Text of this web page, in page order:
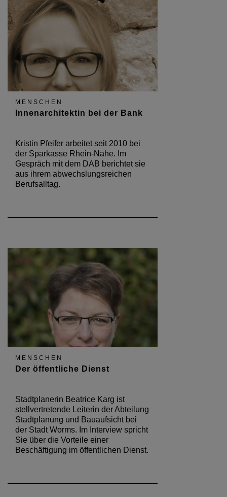
MENSCHEN
Innenarchitektin bei der Bank
Kristin Pfeifer arbeitet seit 2010 bei
der Sparkasse Rhein-Nahe. Im
Gespräch mit dem DAB berichtet sie
aus ihrem abwechslungsreichen
Berufsalltag.
MENSCHEN
Der öffentliche Dienst
Stadtplanerin Beatrice Karg ist
stellvertretende Leiterin der Abteilung
Stadtplanung und Bauaufsicht bei
der Stadt Worms. Im Interview spricht
Sie über die Vorteile einer
Beschäftigung im öffentlichen Dienst.